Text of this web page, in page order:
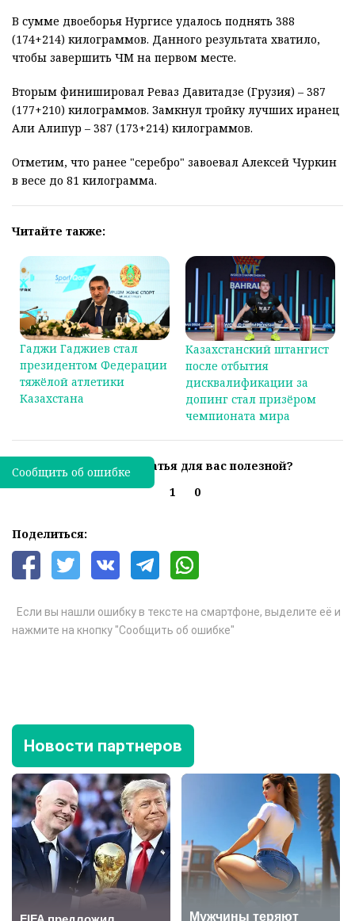
В сумме двоеборья Нургисе удалось поднять 388
(174+214) килограммов. Данного результата хватило,
чтобы завершить ЧМ на первом месте.
Вторым финишировал Реваз Давитадзе (Грузия) – 387
(177+210) килограммов. Замкнул тройку лучших иранец
Али Алипур – 387 (173+214) килограммов.
Отметим, что ранее "серебро" завоевал Алексей Чуркин
в весе до 81 килограмма.
Читайте также:
Гаджи Гаджиев стал
президентом Федерации
тяжёлой атлетики
Казахстана
Казахстанский штангист
после отбытия
дисквалификации за
допинг стал призёром
чемпионата мира
Была ли эта статья для вас полезной?
1
0
Поделиться:
Если вы нашли ошибку в тексте на смартфоне, выделите её и
нажмите на кнопку "Сообщить об ошибке"
Сообщить об ошибке
Новости партнеров